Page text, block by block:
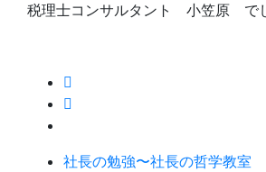
税理士コンサルタント 小笠原 で
社長の勉強〜社長の哲学教室